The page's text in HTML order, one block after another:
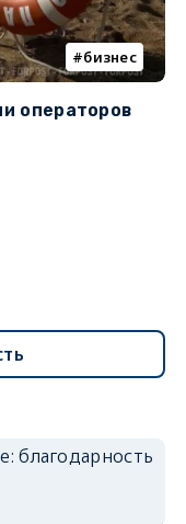
бизнес
операторов
благодарность